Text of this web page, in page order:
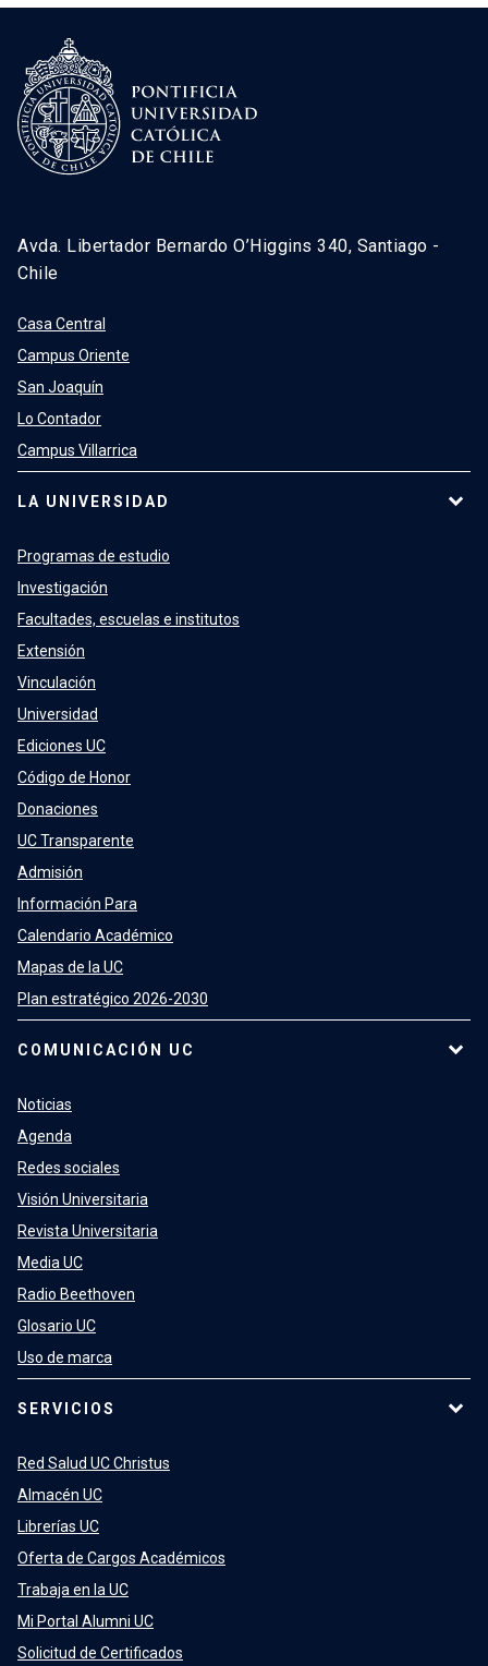
Avda. Libertador Bernardo O’Higgins 340, Santiago -
Chile
Casa Central
Campus Oriente
San Joaquín
Lo Contador
Campus Villarrica
LA UNIVERSIDAD
Programas de estudio
Investigación
Facultades, escuelas e institutos
Extensión
Vinculación
Universidad
Ediciones UC
Código de Honor
Donaciones
UC Transparente
Admisión
Información Para
Calendario Académico
Mapas de la UC
Plan estratégico 2026-2030
COMUNICACIÓN UC
Noticias
Agenda
Redes sociales
Visión Universitaria
Revista Universitaria
Media UC
Radio Beethoven
Glosario UC
Uso de marca
SERVICIOS
Red Salud UC Christus
Almacén UC
Librerías UC
Oferta de Cargos Académicos
Trabaja en la UC
Mi Portal Alumni UC
Solicitud de Certificados